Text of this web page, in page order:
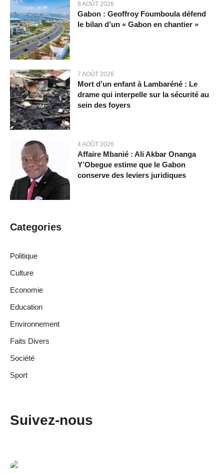
8 AOÛT 2026
Gabon : Geoffroy Foumboula défend
le bilan d’un « Gabon en chantier »
7 AOÛT 2026
Mort d’un enfant à Lambaréné : Le
drame qui interpelle sur la sécurité au
sein des foyers
4 AOÛT 2026
Affaire Mbanié : Ali Akbar Onanga
Y’Obegue estime que le Gabon
conserve des leviers juridiques
Categories
Politique
Culture
Economie
Education
Environnement
Faits Divers
Société
Sport
Suivez-nous